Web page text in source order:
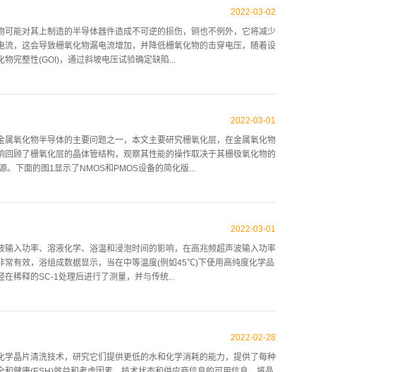
于测量溶液的pH值，通过考虑氢离子(H+)的浓度，可以测量水溶液的
的测量是使用位于工艺罐的再循环回路内的内联电导率和NIR（近红
生产30-50个硅晶片，调整前（即预前）以保持一致的蚀刻速率，并获得
。 图3图3和图4显示了不同添加剂、氢氧化钾浓度和温度的实验(DOE)
度的升高而增大，这是意料之中的，...
能对其上制造的半导体器件造成不可逆的损伤，铜也不例外，它将减少
，这会导致栅氧化物漏电流增加，并降低栅氧化物的击穿电压，随着设
完整性(GOI)，通过斜坡电压试验确定缺陷...
化学浸渍污染和旋转污染都被用于在门氧化之前或之后引入已知数量的
穿场的含义在所有源中都不是均匀的，因为已经使用了不同的电容器区
值，铜对平均击穿场没有可检测到的影响，如果铜浓度超过这个阈值，
意味着保持加工条件尤其重要，以便在氧化物厚度较小时不超过允许的
引入高剂量的铜，平均击穿场也会迅速降低，这可能是因为高剂...
2022-03-02
氧化物半导体的主要问题之一，本文主要研究栅氧化层，在金属氧化物
顾了栅氧化层的晶体管结构，观察其性能的操作取决于其栅极氧化物的
。下面的图1显示了NMOS和PMOS设备的简化版...
入区域分别创建源区和漏区，连接S和D。 图1晶体管工作的基本原理
下面的图2说明了这一点。 图2图2是处于饱和状态下的MOS（典型的
从图中我们可以看到，ID首先呈指数增长，然后是平方增长，正是在这
值电压VT，可以清楚地看到栅极氧化物绝缘性质的重要性。理论上，通
传导路径，而没有电流流入栅极，然而，在...
2022-03-01
入功率、溶液化学、浴温和浸泡时间的影响，在高兆频超声波输入功率
有效，浴组成数据显示，当在中等温度(例如45℃)下使用高纯度化学品
稀释的SC-1处理后进行了测量，并与传统...
性实验是在实验空间内进行的，这样之前的运行就不会被重复。实验工
以保持高清洗效率的寿命，用1：10：130（NI-HOH：H20_：H20）
2022-03-01
晶片清洗技术，研究它们提供更低的水和化学消耗的能力，提供了每种
2022-02-28